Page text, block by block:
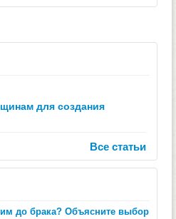
для создания
Все статьи
до брака? Объясните выбор